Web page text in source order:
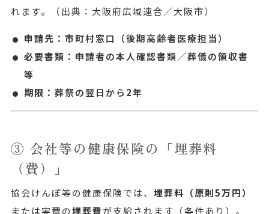
れます。
（出典：大阪府広域連合／大阪市）
申請先：市町村窓口（後期高齢者医療担当）
必要書類： 申請者の本人確認書類／葬儀の領収書
等
期限：葬祭の翌日から 2年
③ 会社等の健康保険の「埋葬料
（費）」
協会けんぽ等の健康保険では、 埋葬料（原則5万円）
または実費の埋葬費が支給されます（条件あり）。